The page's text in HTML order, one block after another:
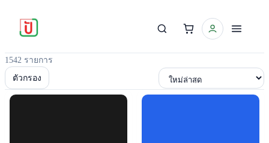
1542 รายการ
ตัวกรอง เรียงตาม